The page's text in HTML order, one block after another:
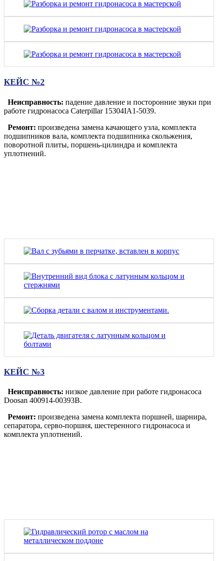
КЕЙС №2
Неисправность: падение давление и посторонние звуки при
работе гидронасоса Caterpillar 15304IA1-5039.
Ремонт: произведена замена качающего узла, комплекта
подшипников вала, комплекта подшипника скольжения,
поворотной плиты, поршень-цилиндра и комплекта
уплотнений.
КЕЙС №3
Неисправность: низкое давление при работе гидронасоса
Doosan 400914-00393B.
Ремонт: произведена замена комплекта поршней, шарнира,
сепаратора, серво-поршня, шестеренного гидронасоса и
комплекта уплотнений.